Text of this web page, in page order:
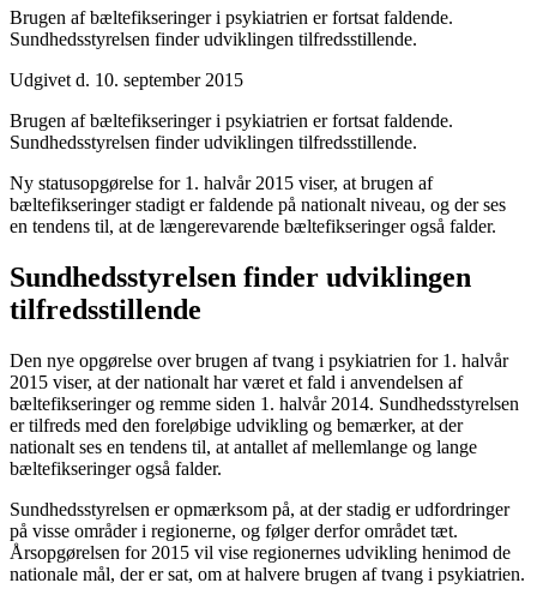
Brugen af bæltefikseringer i psykiatrien er fortsat faldende.
Sundhedsstyrelsen finder udviklingen tilfredsstillende.
Udgivet d. 10. september 2015
Brugen af bæltefikseringer i psykiatrien er fortsat faldende.
Sundhedsstyrelsen finder udviklingen tilfredsstillende.
Ny statusopgørelse for 1. halvår 2015 viser, at brugen af
bæltefikseringer stadigt er faldende på nationalt niveau, og der ses
en tendens til, at de længerevarende bæltefikseringer også falder.
Sundhedsstyrelsen finder udviklingen
tilfredsstillende
Den nye opgørelse over brugen af tvang i psykiatrien for 1. halvår
2015 viser, at der nationalt har været et fald i anvendelsen af
bæltefikseringer og remme siden 1. halvår 2014. Sundhedsstyrelsen
er tilfreds med den foreløbige udvikling og bemærker, at der
nationalt ses en tendens til, at antallet af mellemlange og lange
bæltefikseringer også falder.
Sundhedsstyrelsen er opmærksom på, at der stadig er udfordringer
på visse områder i regionerne, og følger derfor området tæt.
Årsopgørelsen for 2015 vil vise regionernes udvikling henimod de
nationale mål, der er sat, om at halvere brugen af tvang i psykiatrien.